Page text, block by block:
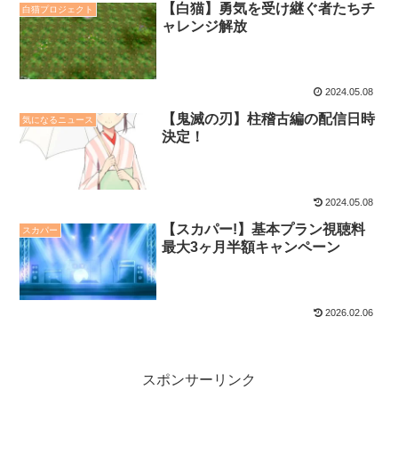
白猫プロジェクト
【白猫】勇気を受け継ぐ者たちチ
ャレンジ解放
2024.05.08
気になるニュース
【鬼滅の刃】柱稽古編の配信日時
決定！
2024.05.08
スカパー
【スカパー!】基本プラン視聴料
最大3ヶ月半額キャンペーン
2026.02.06
スポンサーリンク